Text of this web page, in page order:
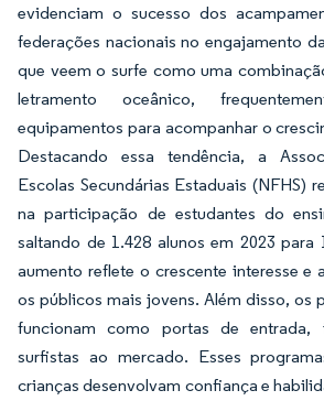
evidenciam o sucesso dos
federações nacionais no engajamento
que veem o surfe como uma
letramento oceânico,
equipamentos para acompanhar o
Destacando essa tendência, a
Escolas Secundárias Estaduais (NFHS)
na participação de estudantes do
saltando de 1.428 alunos em 2023 para
aumento reflete o crescente interesse e
os públicos mais jovens. Além disso, os
funcionam como portas de entrada,
surfistas ao mercado. Esses
crianças desenvolvam confiança e